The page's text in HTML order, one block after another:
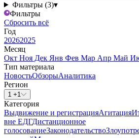
Фильтры (3)▾
Фильтры
Сбросить всё
Год
20262025
Месяц
Окт Ноя Дек Янв Фев Мар Апр Май
Тип материала
НовостьОбзорыАналитика
Регион
1 +1
Категория
Выдвижение и регистрацияАгитация
вне ЕДГДистанционное
голосованиеЗаконодательство